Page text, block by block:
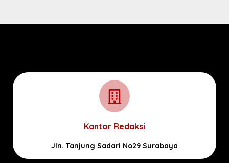
Kantor Redaksi
Jln. Tanjung Sadari No29 Surabaya